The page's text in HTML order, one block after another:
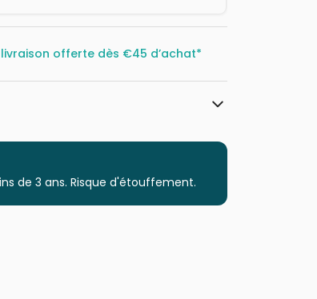
offerte dès €45 d’achat*
Animés
à partir de 5 ans (31 à 49 pièces)
de 3 ans. Risque d'étouffement.